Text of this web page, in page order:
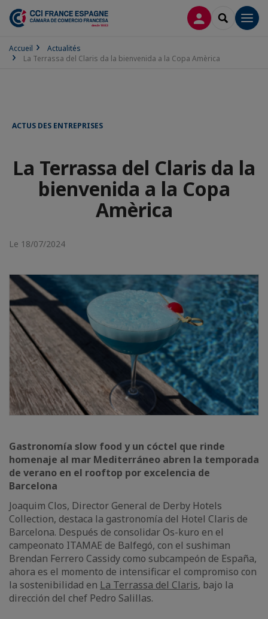
CONNEXION
Accueil
Actualités
La Terrassa del Claris da la bienvenida a la Copa Amèrica
ACTUS DES ENTREPRISES
La Terrassa del Claris da la
bienvenida a la Copa
Amèrica
Le 18/07/2024
Gastronomía slow food y un cóctel que rinde
homenaje al mar Mediterráneo abren la temporada
de verano en el rooftop por excelencia de
Barcelona
Joaquim Clos, Director General de Derby Hotels
Collection, destaca la gastronomía del Hotel Claris de
Barcelona. Después de consolidar Os-kuro en el
campeonato ITAMAE de Balfegó, con el sushiman
Brendan Ferrero Cassidy como subcampeón de España,
ahora es el momento de intensificar el compromiso con
la sostenibilidad en La Terrassa del Claris, bajo la
dirección del chef Pedro Salillas.